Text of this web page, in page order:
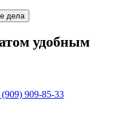
дела
удобным
909-85-33